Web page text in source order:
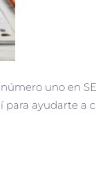
uno en
para ayudarte a